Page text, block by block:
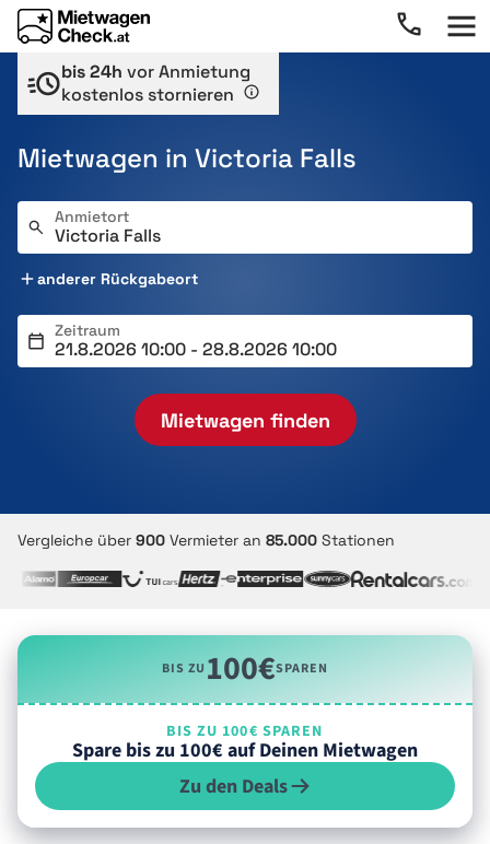
bis 24h vor Anmietung
kostenlos stornieren
Mietwagen in Victoria Falls
Anmietort
anderer Rückgabeort
Zeitraum
Mietwagen finden
Vergleiche über 900 Vermieter an 85.000 Stationen
BIS ZU100€SPAREN
BIS ZU 100€ SPAREN
Spare bis zu 100€ auf Deinen Mietwagen
Zu den Deals